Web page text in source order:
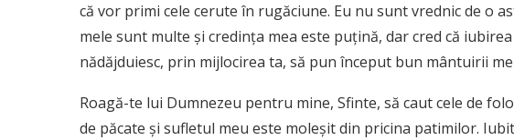
că vor primi cele cerute în rugăciune. Eu nu sunt vrednic de o
mele sunt multe şi credinţa mea este puţină, dar cred că
nădăjduiesc, prin mijlocirea ta, să pun început bun mântuirii
Roagă-te lui Dumnezeu pentru mine, Sfinte, să caut cele de
de păcate şi sufletul meu este moleşit din pricina patimilor.